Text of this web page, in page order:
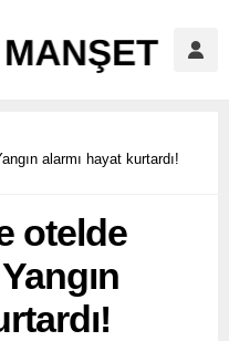
alarmı hayat kurtardı!
otelde